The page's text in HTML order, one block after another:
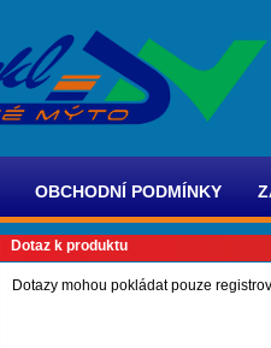
OBCHODNÍ PODMÍNKY
Dotaz k produktu
Dotazy mohou pokládat pouze